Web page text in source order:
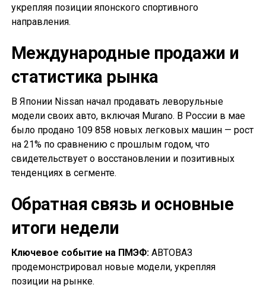
укрепляя позиции японского спортивного
направления.
Международные продажи и
статистика рынка
В Японии Nissan начал продавать леворульные
модели своих авто, включая Murano. В России в мае
было продано 109 858 новых легковых машин — рост
на 21% по сравнению с прошлым годом, что
свидетельствует о восстановлении и позитивных
тенденциях в сегменте.
Обратная связь и основные
итоги недели
Ключевое событие на ПМЭФ:АВТОВАЗ
продемонстрировал новые модели, укрепляя
позиции на рынке.